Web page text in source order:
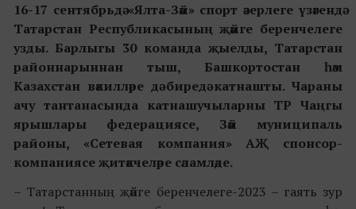
16-17 сентябрьдә «Ялта-Зәй» спорт әзерлеге үзәгендә
Татарстан Республикасының җәйге беренчелеге
узды. Барлыгы 30 команда җыелды, Татарстан
районнарыннан тыш, Башкортостан һәм
Казахстан вәкилләре дә биредә катнашты. Чараны
ачу тантанасында катнашучыларны ТР Чаңгы
ярышлары федерациясе, Зәй муниципаль
районы, «Сетевая компания» АҖ спонсор-
компаниясе җитәкчеләре сәламләде.
– Татарстанның җәйге беренчелеге-2023 – гаять зур